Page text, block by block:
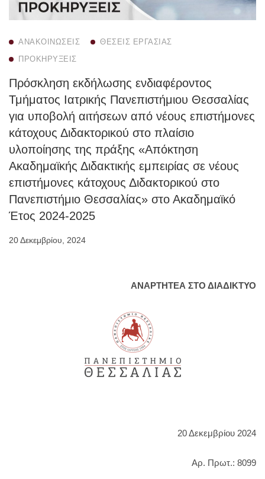
ΑΝΑΚΟΙΝΏΣΕΙΣ
ΘΈΣΕΙΣ ΕΡΓΑΣΊΑΣ
ΠΡΟΚΗΡΎΞΕΙΣ
Πρόσκληση εκδήλωσης ενδιαφέροντος
Τμήματος Ιατρικής Πανεπιστήμιου Θεσσαλίας
για υποβολή αιτήσεων από νέους επιστήμονες
κάτοχους Διδακτορικού στο πλαίσιο
υλοποίησης της πράξης «Απόκτηση
Ακαδημαϊκής Διδακτικής εμπειρίας σε νέους
επιστήμονες κάτοχους Διδακτορικού στο
Πανεπιστήμιο Θεσσαλίας» στο Ακαδημαϊκό
Έτος 2024-2025
20 Δεκεμβρίου, 2024
ΑΝΑΡΤΗΤΕΑ ΣΤΟ ΔΙΑΔΙΚΤΥΟ
20 Δεκεμβρίου 2024
Αρ. Πρωτ.: 8099